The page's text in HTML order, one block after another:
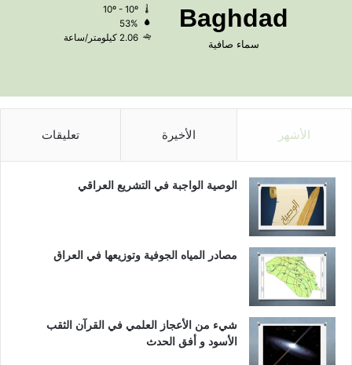
Baghdad
سماء صافية
53%
2.06 كيلومتر/ساعة
الأشهر الأخيرة تعليقات
الوصية الواجبة في التشريع العراقي
مصادر المياه الجوفية وتوزيعها في العراق
شيء من الأعجاز العلمي في القرآن الثقب
الأسود و أفق الحدث